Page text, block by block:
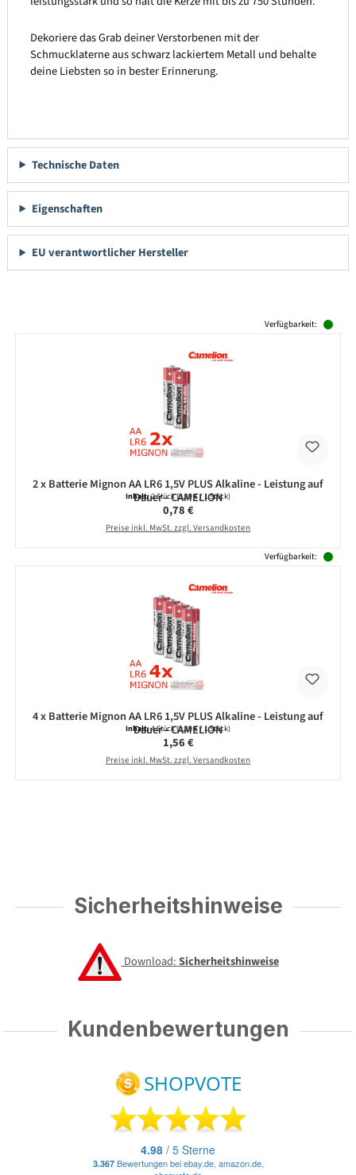
Dekoriere das Grab deiner Verstorbenen mit der
Schmucklaterne aus schwarz lackiertem Metall und behalte
deine Liebsten so in bester Erinnerung.
Technische Daten
Eigenschaften
EU verantwortlicher Hersteller
Verfügbarkeit:
2 x Batterie Mignon AA LR6 1,5V PLUS Alkaline - Leistung auf
Dauer - CAMELION
Inhalt:2 Stück(0,39 € / 1 Stück)
Regulärer Preis:
0,78 €
Preise inkl. MwSt. zzgl. Versandkosten
Verfügbarkeit:
4 x Batterie Mignon AA LR6 1,5V PLUS Alkaline - Leistung auf
Dauer - CAMELION
Inhalt:4 Stück(0,39 € / 1 Stück)
Regulärer Preis:
1,56 €
Preise inkl. MwSt. zzgl. Versandkosten
Sicherheitshinweise
Download:Sicherheitshinweise
Kundenbewertungen